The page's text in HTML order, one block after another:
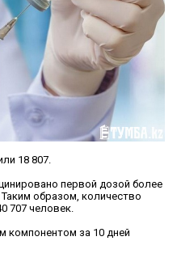
18 807.
первой дозой более
образом, количество
707 человек.
компонентом за 10 дней